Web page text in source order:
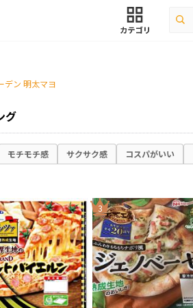
デン 明太マヨ
グ
モチモチ感 サクサク感 コスパがいい
3